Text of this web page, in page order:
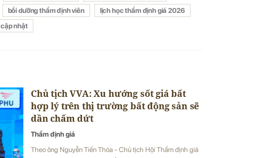
bồi dưỡng thẩm định viên
lịch học thẩm định giá 2026
cập nhật
Chủ tịch VVA: Xu hướng sốt giá bất
hợp lý trên thị trường bất động sản sẽ
dần chấm dứt
Thẩm định giá
Theo ông Nguyễn Tiến Thỏa - Chủ tịch Hội Thẩm định giá